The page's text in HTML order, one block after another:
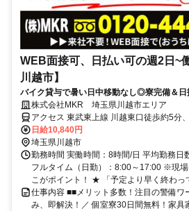
WEB面接可、日払い可の週2日~
川越市】
バイク貸与で暑い日中移動なし◎寮完備＆
事が早く終わった時でも日給保証◎
株式会社MKR 埼玉県川越市エリア
アクセス 東武東上線 川越東口徒歩約5分
約5分、西武新宿線 本川越東口徒歩約8分
駅、笠幡駅、さいたま新都心駅)
日給10,840円
埼玉県川越市
勤務時間 実働時間：8時間/日 平均勤務日
フルタイム（日勤）：8:00～17:00 ※現
こがポイント！ ★ 「予定より早く終わっ
仕事内容 ■■メリット多数！注目の警備ワ
み、即解決！／ 個室寮30日間無料！家具